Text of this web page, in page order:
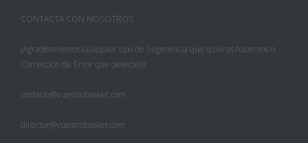
CONTACTA CON NOSOTROS
(Agradeceremos cualquier tipo de Sugerencia que quieras hacernos o
Corrección de Error que detectes):
contacto@vuestrobasket.com
director@vuestrobasket.com